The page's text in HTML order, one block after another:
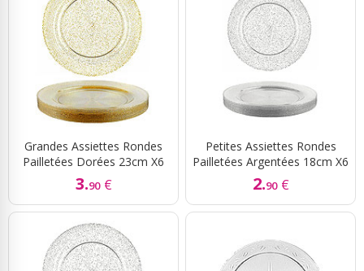
Grandes Assiettes Rondes
Pailletées Dorées 23cm X6
3.90 €
Petites Assiettes Rondes
Pailletées Argentées 18cm X6
2.90 €